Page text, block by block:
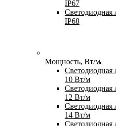
IP67
Светодиодная
IP68
Мощность, Вт/м
Светодиодная
10 Вт/м
Светодиодная
12 Вт/м
Светодиодная
14 Вт/м
Светодиодная